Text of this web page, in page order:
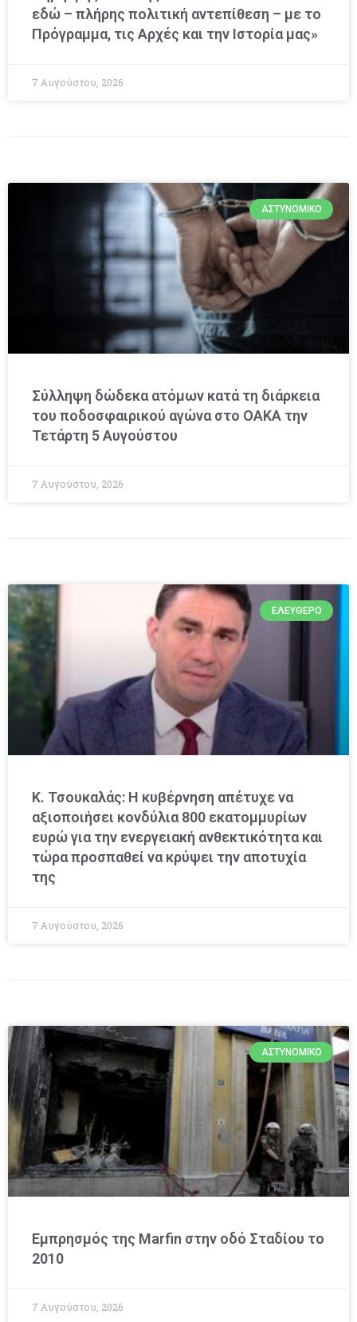
εδώ – πλήρης πολιτική αντεπίθεση – με το
Πρόγραμμα, τις Αρχές και την Ιστορία μας»
7 Αυγούστου, 2026
ΑΣΤΥΝΟΜΙΚΌ
Σύλληψη δώδεκα ατόμων κατά τη διάρκεια
του ποδοσφαιρικού αγώνα στο ΟΑΚΑ την
Τετάρτη 5 Αυγούστου
7 Αυγούστου, 2026
ΕΛΕΎΘΕΡΟ
Κ. Τσουκαλάς: Η κυβέρνηση απέτυχε να
αξιοποιήσει κονδύλια 800 εκατομμυρίων
ευρώ για την ενεργειακή ανθεκτικότητα και
τώρα προσπαθεί να κρύψει την αποτυχία
της
7 Αυγούστου, 2026
ΑΣΤΥΝΟΜΙΚΌ
Εμπρησμός της Marfin στην οδό Σταδίου το
2010
7 Αυγούστου, 2026